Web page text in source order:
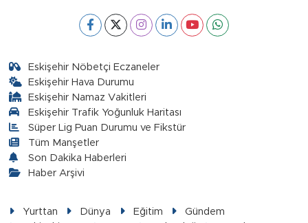
Eskişehir Nöbetçi Eczaneler
Eskişehir Hava Durumu
Eskişehir Namaz Vakitleri
Eskişehir Trafik Yoğunluk Haritası
Süper Lig Puan Durumu ve Fikstür
Tüm Manşetler
Son Dakika Haberleri
Haber Arşivi
Yurttan Dünya Eğitim
Gündem